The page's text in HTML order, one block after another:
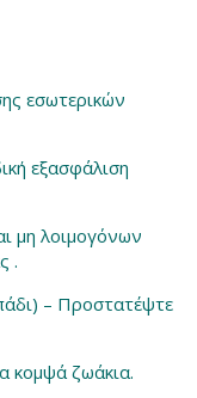
εσωτερικών
εξασφάλιση
μη λοιμογόνων
.
– Προστατέψτε
κομψά ζωάκια.